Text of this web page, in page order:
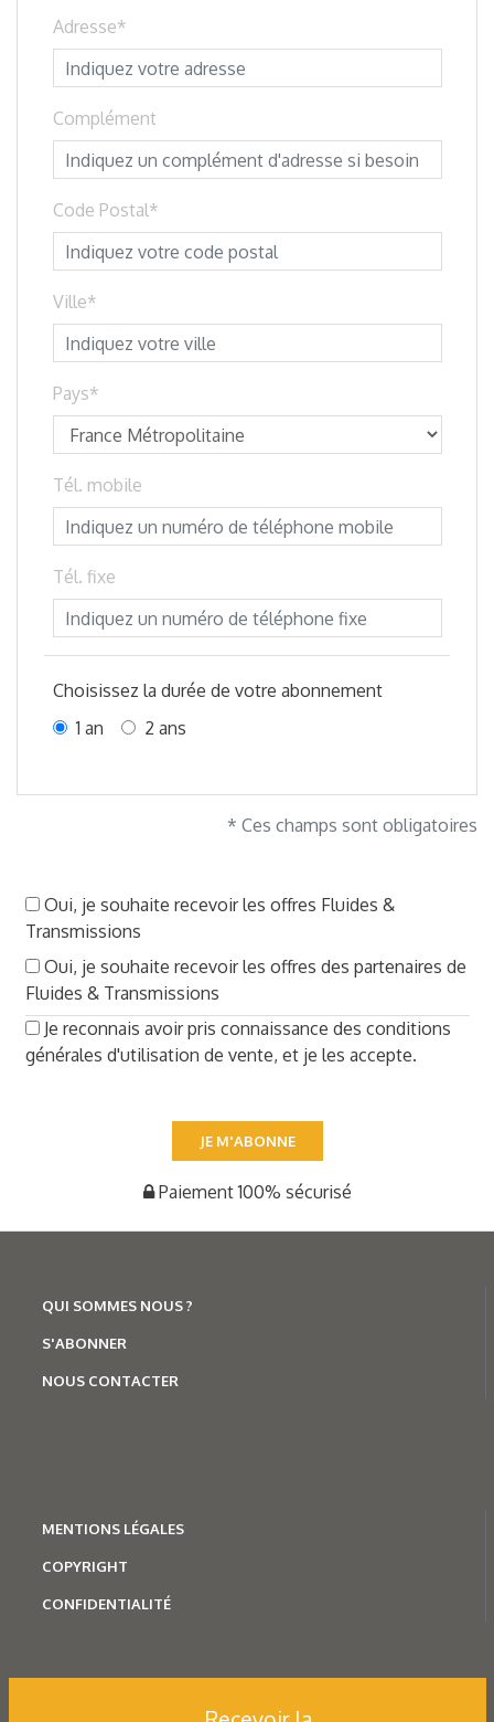
Adresse
Complément
Code Postal
Ville
Pays
Tél. mobile
Tél. fixe
Choisissez la durée de votre abonnement
1 an
2 ans
* Ces champs sont obligatoires
Oui, je souhaite recevoir les offres Fluides &
Transmissions
Oui, je souhaite recevoir les offres des partenaires de
Fluides & Transmissions
Je reconnais avoir pris connaissance des conditions
générales d'utilisation de vente, et je les accepte.
JE M'ABONNE
Paiement 100% sécurisé
QUI SOMMES NOUS ?
S'ABONNER
NOUS CONTACTER
MENTIONS LÉGALES
COPYRIGHT
CONFIDENTIALITÉ